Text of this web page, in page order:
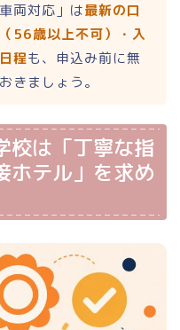
両対応」は最新の口
56歳以上不可）・入
程も、申込み前に無
きましょう。
校は「丁寧な指
ホテル」を求め